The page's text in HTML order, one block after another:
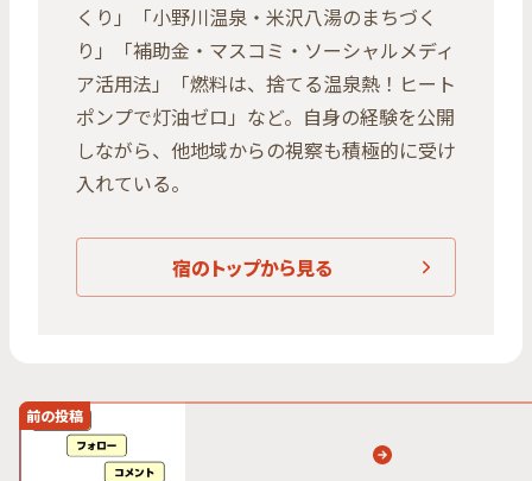
くり」「小野川温泉・米沢八湯のまちづく
り」「補助金・マスコミ・ソーシャルメディ
ア活用法」「燃料は、捨てる温泉熱！ヒート
ポンプで灯油ゼロ」など。自身の経験を公開
しながら、他地域からの視察も積極的に受け
入れている。
宿のトップから見る
前の投稿